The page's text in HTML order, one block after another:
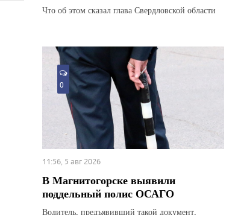
Что об этом сказал глава Свердловской области
0
11:56, 5 авг 2026
В Магнитогорске выявили
поддельный полис ОСАГО
Водитель, предъявивший такой документ,